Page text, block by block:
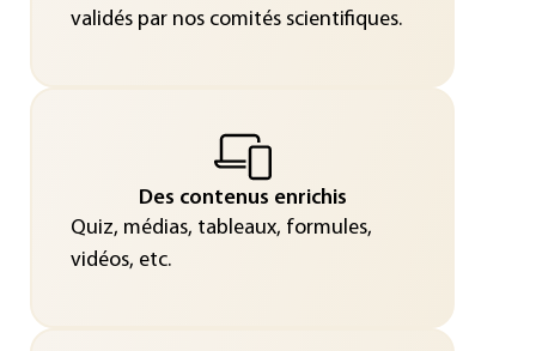
validés par nos comités scientifiques.
Des contenus enrichis
Quiz, médias, tableaux, formules,
vidéos, etc.